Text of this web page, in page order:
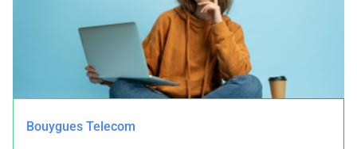
Bouygues Telecom